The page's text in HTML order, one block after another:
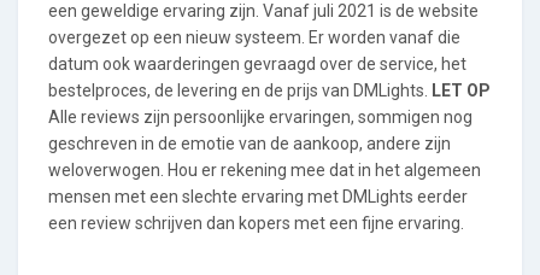
een geweldige ervaring zijn. Vanaf juli 2021 is de website
overgezet op een nieuw systeem. Er worden vanaf die
datum ook waarderingen gevraagd over de service, het
bestelproces, de levering en de prijs van DMLights.
LET OP
Alle reviews zijn persoonlijke ervaringen, sommigen nog
geschreven in de emotie van de aankoop, andere zijn
weloverwogen. Hou er rekening mee dat in het algemeen
mensen met een slechte ervaring met DMLights eerder
een review schrijven dan kopers met een fijne ervaring.